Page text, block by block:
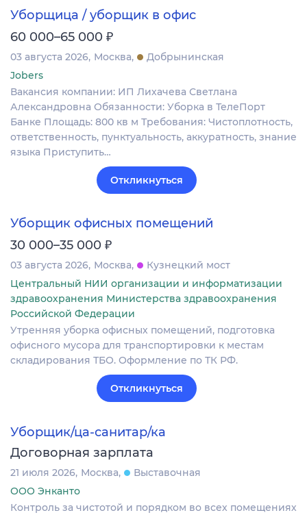
Уборщица / уборщик в офис
60 000–65 000 ₽
03 августа 2026 Москва
Добрынинская
Jobers
Вакансия компании: ИП Лихачева Светлана
Александровна Обязанности: Уборка в ТелеПорт
Банке Площадь: 800 кв м Требования: Чистоплотность,
ответственность, пунктуальность, аккуратность, знание
языка Приступить…
Откликнуться
Уборщик офисных помещений
30 000–35 000 ₽
03 августа 2026 Москва
Кузнецкий мост
Центральный НИИ организации и информатизации
здравоохранения Министерства здравоохранения
Российской Федерации
Утренняя уборка офисных помещений, подготовка
офисного мусора для транспортировки к местам
складирования ТБО. Оформление по ТК РФ.
Откликнуться
Уборщик/ца-санитар/ка
Договорная зарплата
21 июля 2026 Москва
Выставочная
ООО Энканто
Контроль за чистотой и порядком во всех помещениях